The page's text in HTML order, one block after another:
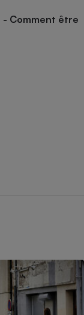
- Comment être